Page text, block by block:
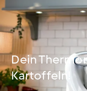
Dein
Kartoffeln!